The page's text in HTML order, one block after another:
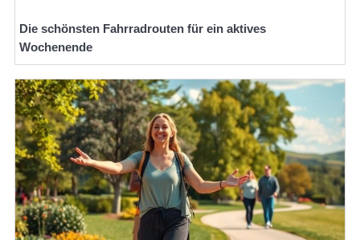
Die schönsten Fahrradrouten für ein aktives
Wochenende